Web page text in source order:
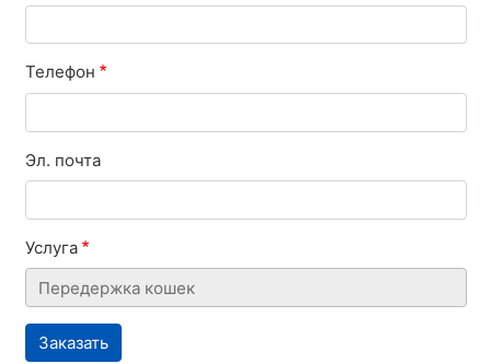
Телефон
Эл. почта
Услуга